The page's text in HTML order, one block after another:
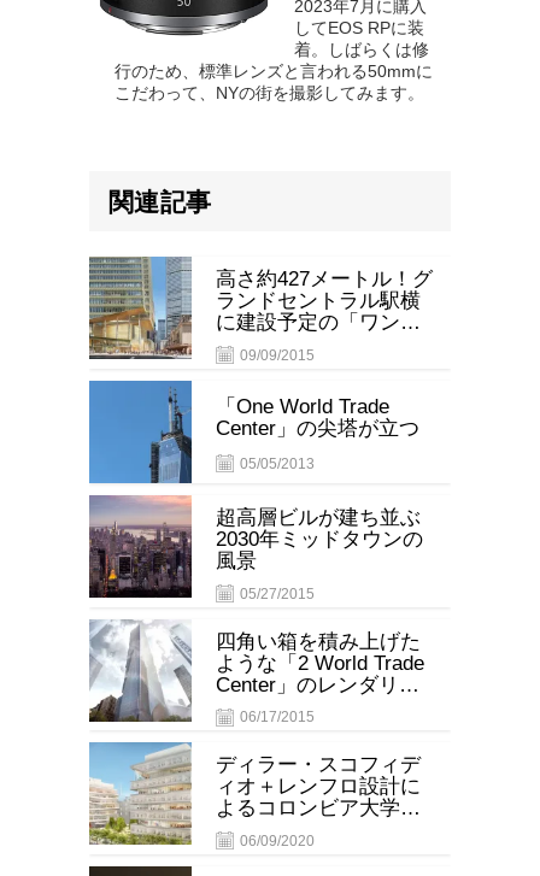
2023年7月に購入
してEOS RPに装
着。しばらくは修
行のため、標準レンズと言われる50mmに
こだわって、NYの街を撮影してみます。
関連記事
09/09/2015
高さ約427メートル！グ
ランドセントラル駅横
に建設予定の「ワン・
ヴァンダービルト」
05/05/2013
「One World Trade
Center」の尖塔が立つ
05/27/2015
超高層ビルが建ち並ぶ
2030年ミッドタウンの
風景
06/17/2015
四角い箱を積み上げた
ような「2 World Trade
Center」のレンダリン
グ画像
06/09/2020
ディラー・スコフィデ
ィオ＋レンフロ設計に
よるコロンビア大学の
新キャンパス